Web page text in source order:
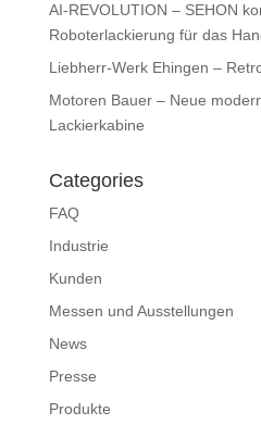
AI-REVOLUTION – SEHON
Roboterlackierung für das
Liebherr-Werk Ehingen –
Motoren Bauer – Neue
Lackierkabine
Categories
FAQ
Industrie
Kunden
Messen und Ausstellungen
News
Presse
Produkte